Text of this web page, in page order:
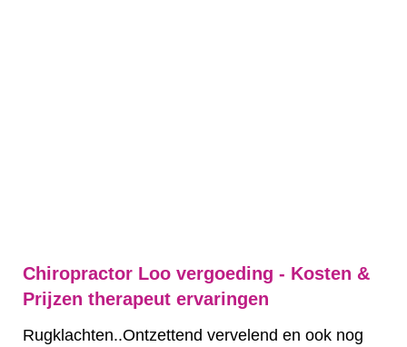
Chiropractor Loo vergoeding - Kosten &
Prijzen therapeut ervaringen
Rugklachten..Ontzettend vervelend en ook nog